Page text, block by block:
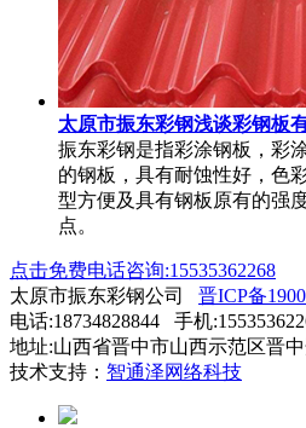
太原市振东彩钢浅谈彩钢板
振东彩钢是指彩涂钢板，彩
的钢板，具有耐蚀性好，色
型方便及具有钢板原有的强
点。
点击免费电话咨询:15535362268
太原市振东彩钢公司 晋ICP备
电话:18734828844 手机
地址:山西省晋中市山西示范区晋
技术支持： 智通泽网络科技